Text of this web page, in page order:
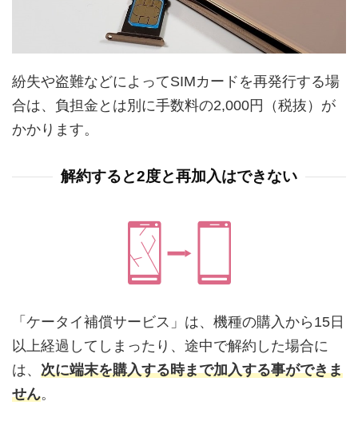
紛失や盗難などによってSIMカードを再発行する場
合は、負担金とは別に手数料の2,000円（税抜）が
かかります。
解約すると2度と再加入はできない
「ケータイ補償サービス」は、機種の購入から15日
以上経過してしまったり、途中で解約した場合に
は、 次に端末を購入する時まで加入する事ができま
せん。